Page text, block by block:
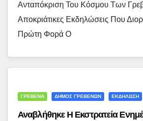
Ανταπόκριση Του Κόσμου Των
Αποκριάτικες Εκδηλώσεις Που
Πρώτη Φορά Ο
ΓΡΕΒΕΝΑ ΔΗΜΟΣ ΓΡΕΒΕΝΩΝ ΕΚΔΗΛΩΣΗ
Αναβλήθηκε Η Εκστρατεία